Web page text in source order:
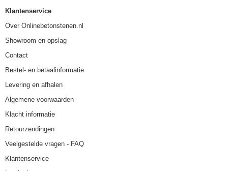
Klantenservice
Over Onlinebetonstenen.nl
Showroom en opslag
Contact
Bestel- en betaalinformatie
Levering en afhalen
Algemene voorwaarden
Klacht informatie
Retourzendingen
Veelgestelde vragen - FAQ
Klantenservice